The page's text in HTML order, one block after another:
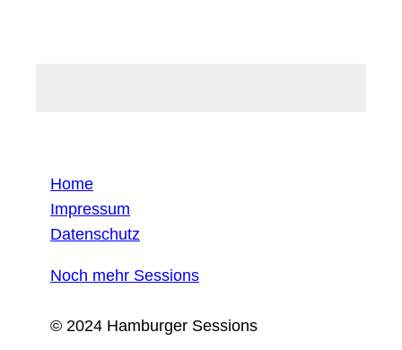
Home
Impressum
Datenschutz
Noch mehr Sessions
© 2024 Hamburger Sessions